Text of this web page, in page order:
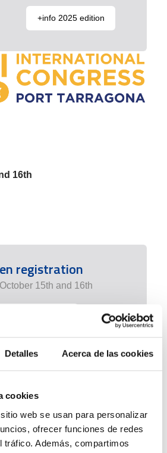
Detalles Acerca de las cookies
cookies
web se usan para personalizar
ofrecer funciones de redes
tráfico. Además, compartimos
+info 2025 edition
16th
registration
15th and 16th